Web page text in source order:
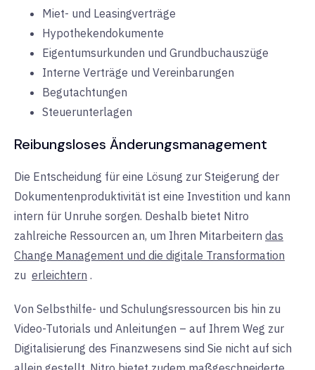
Miet- und Leasingverträge
Hypothekendokumente
Eigentumsurkunden und Grundbuchauszüge
Interne Verträge und Vereinbarungen
Begutachtungen
Steuerunterlagen
Reibungsloses Änderungsmanagement
Die Entscheidung für eine Lösung zur Steigerung der
Dokumentenproduktivität ist eine Investition und kann
intern für Unruhe sorgen. Deshalb bietet Nitro
zahlreiche Ressourcen an, um Ihren Mitarbeitern das
Change Management und die digitale Transformation
zu erleichtern .
Von Selbsthilfe- und Schulungsressourcen bis hin zu
Video-Tutorials und Anleitungen – auf Ihrem Weg zur
Digitalisierung des Finanzwesens sind Sie nicht auf sich